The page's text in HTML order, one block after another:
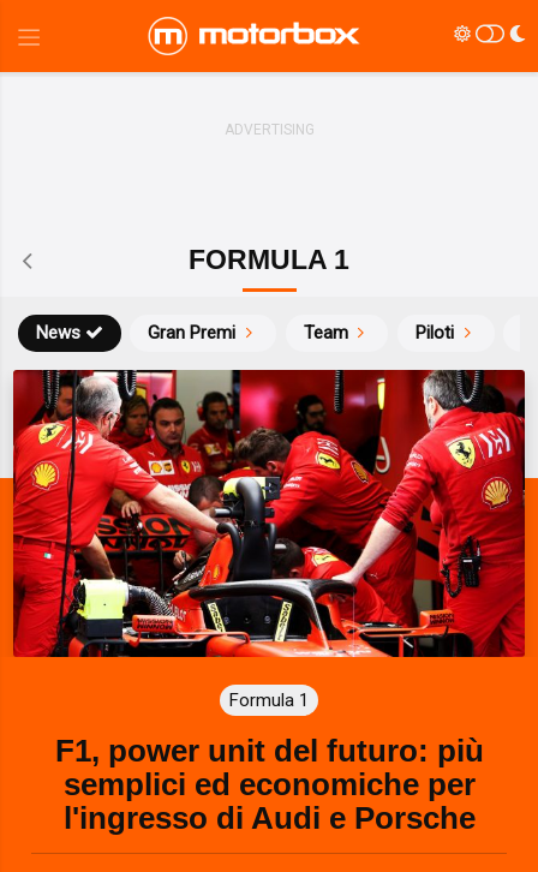
FORMULA 1
News Gran Premi Team Piloti
Formula 1
F1, power unit del futuro: più
semplici ed economiche per
l'ingresso di Audi e Porsche